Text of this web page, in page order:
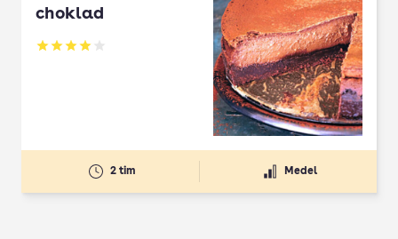
choklad
Betyg: 4.01 av 5
2 tim Medel